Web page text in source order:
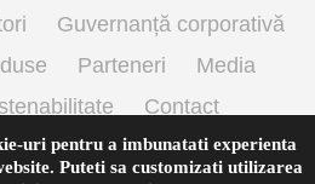
Guvernanță corporativă
Parteneri
Media
Contact
utilizare
Politica cookie
uri pentru a imbunatati experienta
Puteti sa customizati utilizarea